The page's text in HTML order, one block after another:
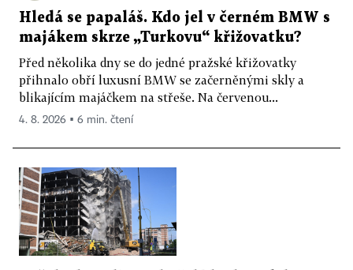
Hledá se papaláš. Kdo jel v černém BMW s
majákem skrze „Turkovu“ křižovatku?
Před několika dny se do jedné pražské křižovatky
přihnalo obří luxusní BMW se začerněnými skly a
blikajícím majáčkem na střeše. Na červenou...
4. 8. 2026 ▪ 6 min. čtení